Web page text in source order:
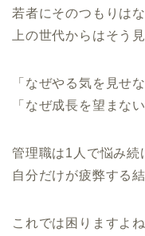
若者にそのつもりはな
上の世代からはそう見
「なぜやる気を見せ
「なぜ成長を望まな
管理職は1人で悩み続
自分だけが疲弊する結
これでは困りますよね